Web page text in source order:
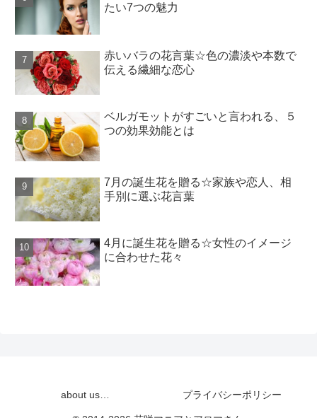
たい7つの魅力
赤いバラの花言葉☆色の濃淡や本数で
伝える繊細な恋心
ベルガモットがすごいと言われる、５
つの効果効能とは
7月の誕生花を贈る☆家族や恋人、相
手別に選ぶ花言葉
4月に誕生花を贈る☆女性のイメージ
に合わせた花々
about us… プライバシーポリシー